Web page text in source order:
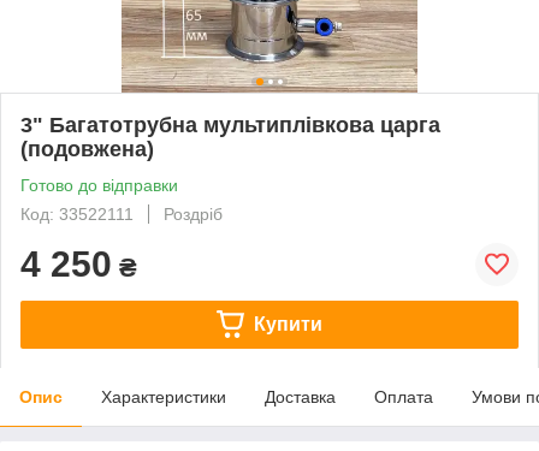
3" Багатотрубна мультиплівкова царга
(подовжена)
Готово до відправки
Код: 33522111
Роздріб
4 250 ₴
Купити
Опис Характеристики Доставка Оплата Умови